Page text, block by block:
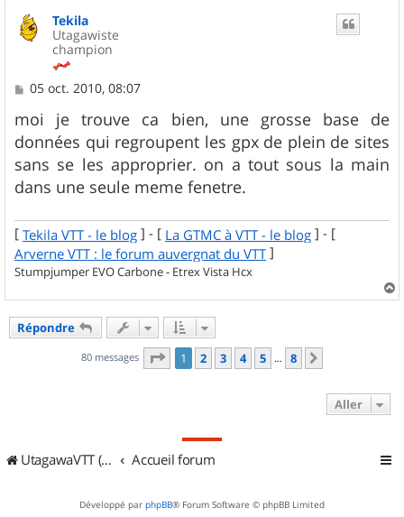
Tekila
Utagawiste
champion
M
s
s
a
g
e
05 oct. 2010, 08:07
moi je trouve ca bien, une grosse base de
données qui regroupent les gpx de plein de sites
sans se les approprier. on a tout sous la main
dans une seule meme fenetre.
[ Tekila VTT - le blog ] - [ La GTMC à VTT - le blog ] - [
Arverne VTT : le forum auvergnat du VTT ]
Stumpjumper EVO Carbone - Etrex Vista Hcx
a
Répondre
80 messages Page 1sur
1 2 3 4 5 … 8
Aller
UtagawaVTT (Randos VTT et VTTAE avec traces GPS) Accueil forum
Développé par phpBB® Forum Software © phpBB Limited